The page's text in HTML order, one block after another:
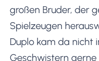
großen Bruder, der
Spielzeugen
Duplo kam da nicht
Geschwistern